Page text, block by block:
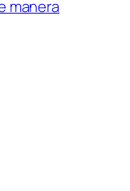
manera